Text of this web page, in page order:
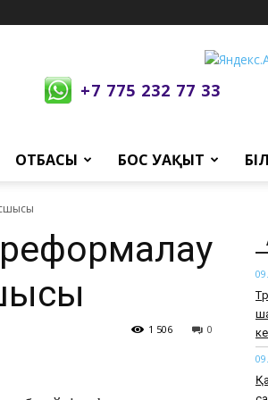
+7 775 232 77 33
ОТБАСЫ БОС УАҚЫТ
реформалау
0
1 506